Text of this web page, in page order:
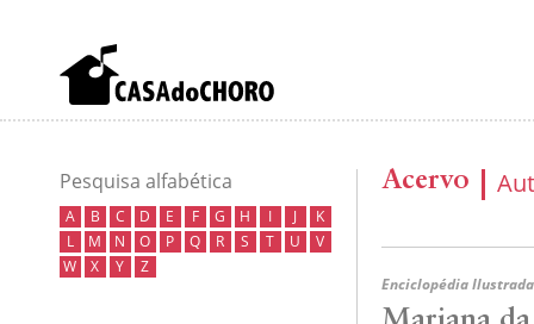
Pesquisa alfabética
A B C D E F G H I J
K
L
M N O P Q R S T U
V
W
X Y Z
Acervo
Enciclopédia Ilustrada